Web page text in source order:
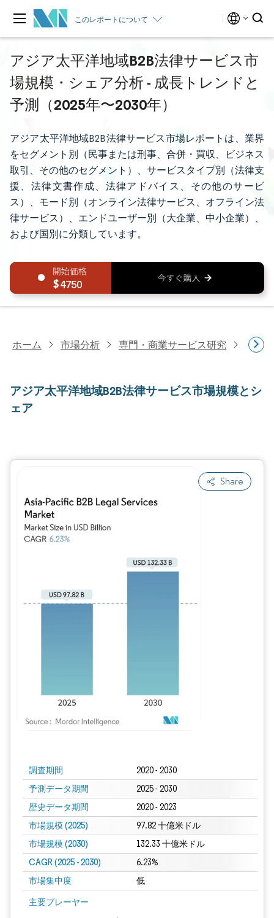
このレポートについて
アジア太平洋地域B2B法律サービス市
場規模・シェア分析 - 成長トレンドと
予測（2025年〜2030年）
アジア太平洋地域B2B法律サービス市場レポートは、業界
をセグメント別（民事または刑事、合併・買収、ビジネス
取引、その他のセグメント）、サービスタイプ別（法律支
援、法律文書作成、法律アドバイス、その他のサービ
ス）、モード別（オンライン法律サービス、オフライン法
律サービス）、エンドユーザー別（大企業、中小企業）、
および国別に分類しています。
4750
ホーム 市場分析 専門・商業サービス研究 専門
アジア太平洋地域B2B法律サービス市場規模とシ
ェア
Share
調査期間 2020 - 2030
予測データ期間 2025 - 2030
歴史データ期間 2020 - 2023
市場規模 (2025) 97.82 十億米ドル
市場規模 (2030) 132.33 十億米ドル
CAGR (2025 - 2030) 6.23%
市場集中度 低
主要プレーヤー